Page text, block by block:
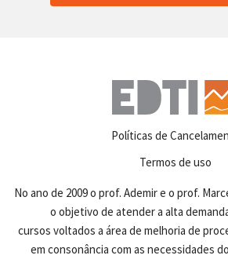
Políticas de
Termos de uso
No ano de 2009 o prof. Ademir e o prof.
o objetivo de atender a alta
cursos voltados a área de melhoria de
em consonância com as necessidades